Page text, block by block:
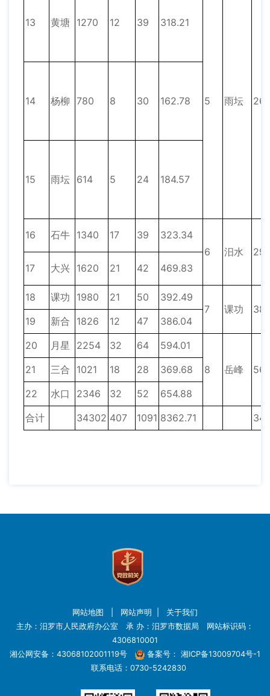
13 黄塘 1270 12 39 318.21
5 雨坛
14 杨柳 780 8 30 162.78
15 雨坛 614 5 24 184.57
16 石牛 1340 17 39
323.34
6
汨水
17
大兴 1620 21 42 469.83
18 课功 1980 21 50
392.49
7
课功
19
新合 1826 12 47
386.04
20
月星 2254 32 64
594.01
8
岳峰
21 三合 1021 18 28
369.68
22
水口 2346 32 52
654.88
合计
34302 407 1091 8362.71
网站地图 网站声明
关于我们
主办：汨罗市人民政府办公室 承 办：汨罗市数据局 网站标识码：
4306810001
湘公网安备：43068102001119号
备案号： 湘ICP备13009704号-1
联系电话：0730-5242830